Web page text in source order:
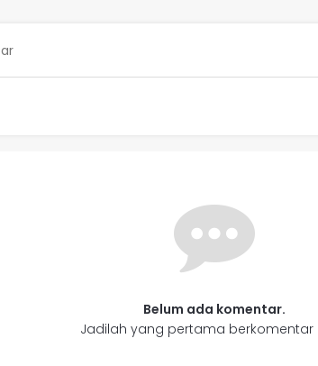
Belum ada komentar.
Jadilah yang pertama berkomentar